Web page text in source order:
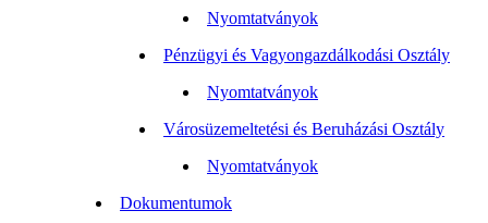
Nyomtatványok
Pénzügyi és Vagyongazdálkodási Osztály
Nyomtatványok
Városüzemeltetési és Beruházási Osztály
Nyomtatványok
Dokumentumok